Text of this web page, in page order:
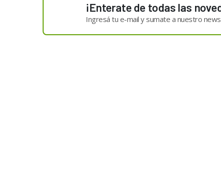
¡Enterate de todas las
Ingresá tu e-mail y sumate a nuestro